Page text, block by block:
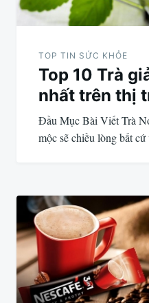
TOP TIN SỨC KHỎE
Top 10 Trà
nhất trên thị
Đầu Mục Bài Viết Trà
mộc sẽ chiều lòng bất